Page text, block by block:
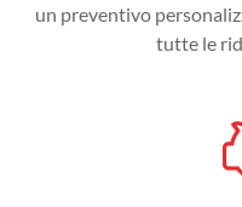
un preventivo
tutte le